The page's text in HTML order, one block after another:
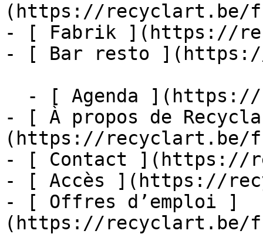
(https://recyclart.be/
- [ Fabrik ](https://
- [ Bar resto
- [ À propos de
(https://recyclart.be/
- [ Contact ](https://
- [ Accès ](https://
- [ Offres d’emploi ]
(https://recyclart.be/